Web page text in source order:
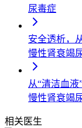
尿毒症
安全透析，
慢性肾衰竭
从“清洁血液
慢性肾衰竭
相关医生